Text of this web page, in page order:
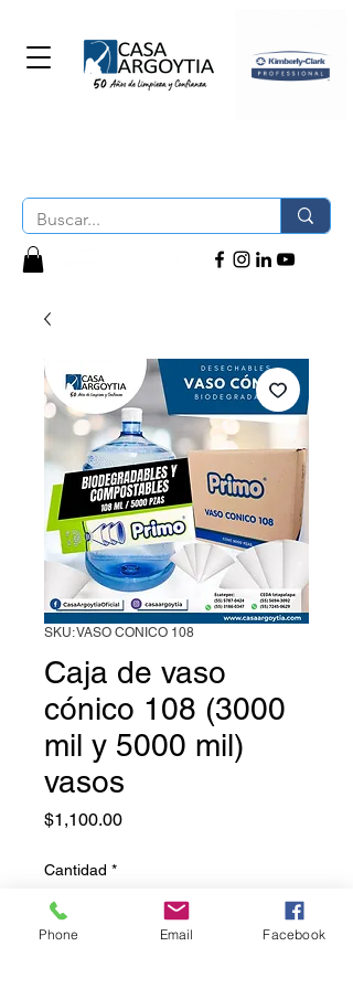
SKU: VASO CONICO 108
Caja de vaso
cónico 108 (3000
mil y 5000 mil)
vasos
$1,100.00Precio
Cantidad *
Phone Email Facebook